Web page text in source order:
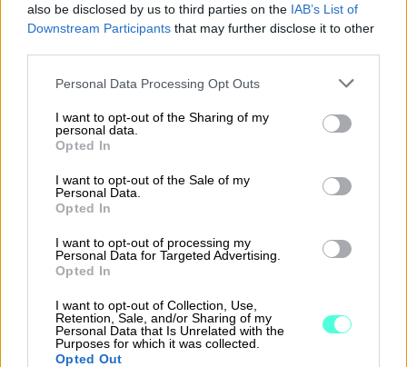
also be disclosed by us to third parties on the IAB’s List of
Downstream Participants that may further disclose it to other
Please note that this website/app uses one or more Google
not limited to your visit or usage behaviour. You may click to
grant or deny consent to Google and its third-party tags to
use your data for below specified purposes in below Google
consent section.
Personal Data Processing Opt Outs
I want to opt-out of the Sharing of my
personal data.
Opted In
I want to opt-out of the Sale of my
Personal Data.
Opted In
I want to opt-out of processing my
Personal Data for Targeted Advertising.
Opted In
I want to opt-out of Collection, Use,
Retention, Sale, and/or Sharing of my
Personal Data that Is Unrelated with the
Purposes for which it was collected.
Opted Out